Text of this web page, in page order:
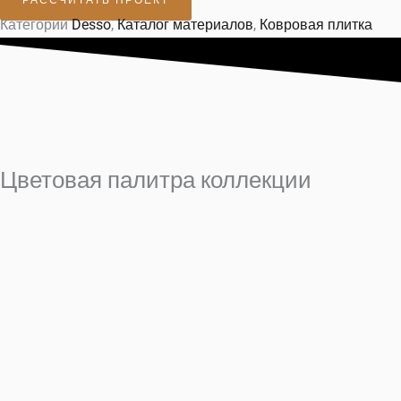
Категории Desso,Каталог материалов, Ковровая плитка
Цветовая палитра коллекции